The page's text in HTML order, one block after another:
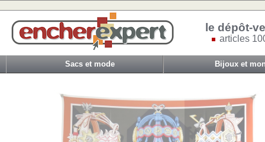
le dépôt-
articles
Sacs et mode Bijoux et